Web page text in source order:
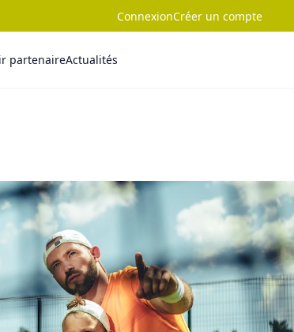
ConnexionCréer un compte
partenaireActualités